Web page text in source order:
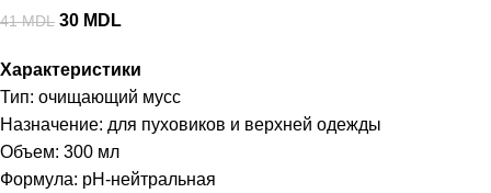
41MDL 30 MDL
Характеристики
Тип: очищающий мусс
Назначение: для пуховиков и верхней одежды
Объем: 300 мл
Формула: pH-нейтральная